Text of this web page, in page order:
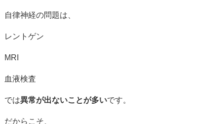
自律神経の問題は、
レントゲン
MRI
血液検査
では異常が出ないことが多いです。
だからこそ、